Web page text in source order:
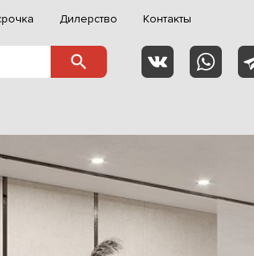
Дилерство
Контакты